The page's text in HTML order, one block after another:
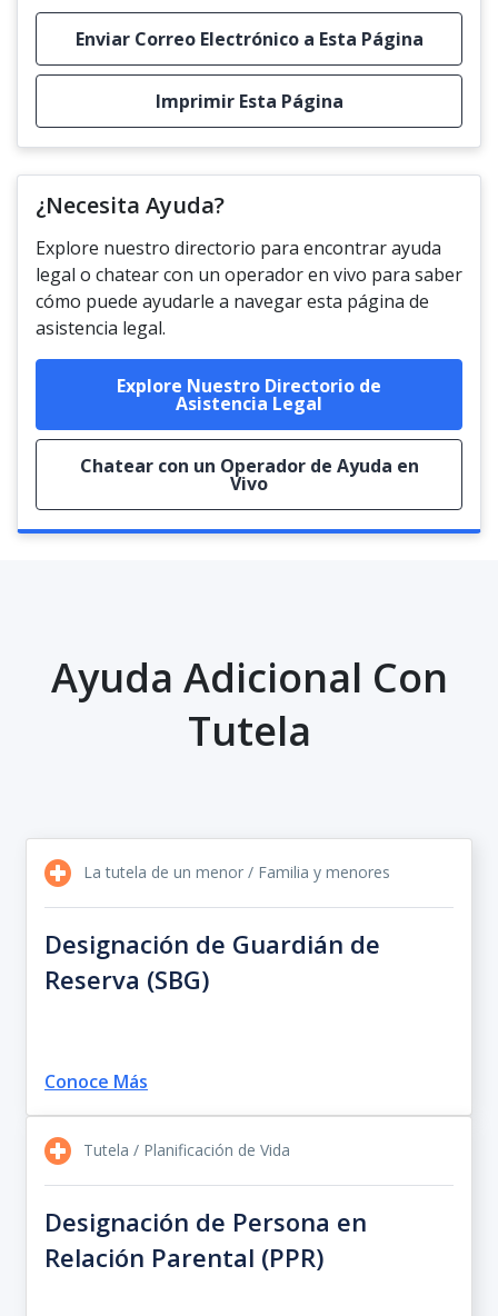
Enviar Correo Electrónico a Esta Página
Imprimir Esta Página
¿Necesita Ayuda?
Explore nuestro directorio para encontrar ayuda
legal o chatear con un operador en vivo para saber
cómo puede ayudarle a navegar esta página de
asistencia legal.
Explore Nuestro Directorio de
Asistencia Legal
Chatear con un Operador de Ayuda en
Vivo
Ayuda Adicional Con
Tutela
La tutela de un menor / Familia y menores
Designación de Guardián de
Reserva (SBG)
Conoce Más
Tutela / Planificación de Vida
Designación de Persona en
Relación Parental (PPR)